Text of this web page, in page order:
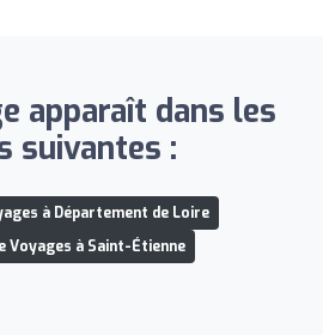
apparaît dans les
suivantes :
à Département de Loire
Voyages à Saint-Étienne